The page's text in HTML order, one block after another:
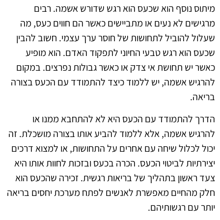
מיתוס נוסף הוא שכעס הוא רגש שדורש אשמה. רבים
מרגישים לא נעים או מתביישים כאשר הם חווים כעס, מה
שעלול להוביל לתחושות של חוסר ערך עצמי. חשוב להבין
שכעס הוא רגש טבעי החיוני לתפקוד האדם. הוא מופיע
כאשר יש תחושת אי צדק או כאשר גבולות נפרצים. במקום
להרגיש אשמה, יש ללמוד כיצד להתמודד עם הכעס בצורה
בריאה.
הדרך להתמודד עם הכעס היא לא להתחבא ממנו או
להרגיש אשמה, אלא ללמוד להביע אותו בצורה מושכלת. זה
יכול לכלול שיחה עם אחרים על התחושות, או למצוא דרכים
יצירתיות לביטוי הכעס. הכרה בכעס ובזכות לחוות אותו היא
צעד ראשון בתהליך של בריאות רגשית. זכירה שהכעס הוא
חלק מהחיים מאפשרת לאנשים לפתח מערכת יחסים בריאה
יותר עם רגשותיהם.